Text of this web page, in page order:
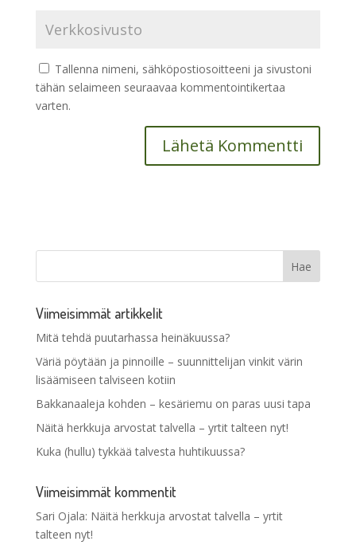
Tallenna nimeni, sähköpostiosoitteeni ja sivustoni
tähän selaimeen seuraavaa kommentointikertaa
varten.
Viimeisimmät artikkelit
Mitä tehdä puutarhassa heinäkuussa?
Väriä pöytään ja pinnoille – suunnittelijan vinkit värin
lisäämiseen talviseen kotiin
Bakkanaaleja kohden – kesäriemu on paras uusi tapa
Näitä herkkuja arvostat talvella – yrtit talteen nyt!
Kuka (hullu) tykkää talvesta huhtikuussa?
Viimeisimmät kommentit
Sari Ojala: Näitä herkkuja arvostat talvella – yrtit
talteen nyt!